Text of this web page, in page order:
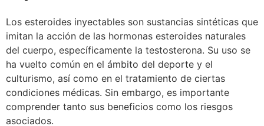
Los esteroides inyectables son sustancias sintéticas que
imitan la acción de las hormonas esteroides naturales
del cuerpo, específicamente la testosterona. Su uso se
ha vuelto común en el ámbito del deporte y el
culturismo, así como en el tratamiento de ciertas
condiciones médicas. Sin embargo, es importante
comprender tanto sus beneficios como los riesgos
asociados.